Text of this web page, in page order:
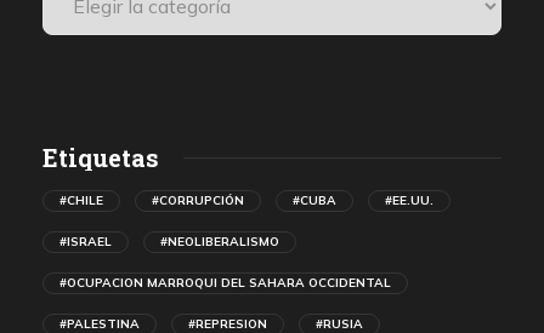
Etiquetas
#CHILE #CORRUPCIÓN #CUBA #EE.UU.
#ISRAEL #NEOLIBERALISMO
#OCUPACION MARROQUI DEL SAHARA OCCIDENTAL
#PALESTINA #REPRESION #RUSIA